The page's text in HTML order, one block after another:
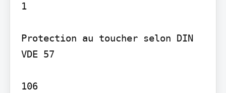
1
Protection au toucher selon DIN
VDE 57
106